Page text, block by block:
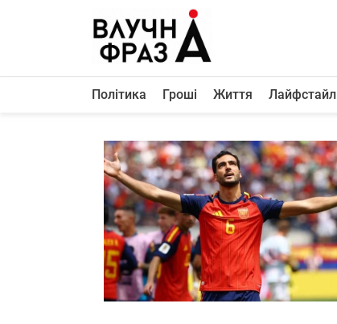
Політика
Життя
Лайфстайл
ТехноНаука
Людина
Корисності
Політика Гроші Життя Лайфстайл